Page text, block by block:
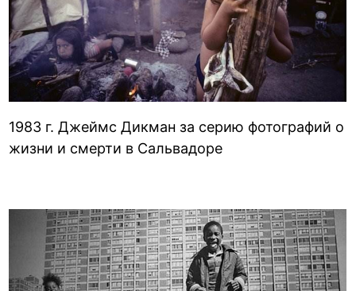
1983 г. Джеймс Дикман за серию фотографий о
жизни и смерти в Сальвадоре